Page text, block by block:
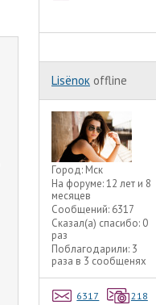
Lisёnок offline
Город: Мск
На форуме:12 лет и 8
месяцев
Сообщений: 6317
Сказал(а) спасибо: 0
раз
Поблагодарили: 3
раза в 3 сообщенях
6317 218